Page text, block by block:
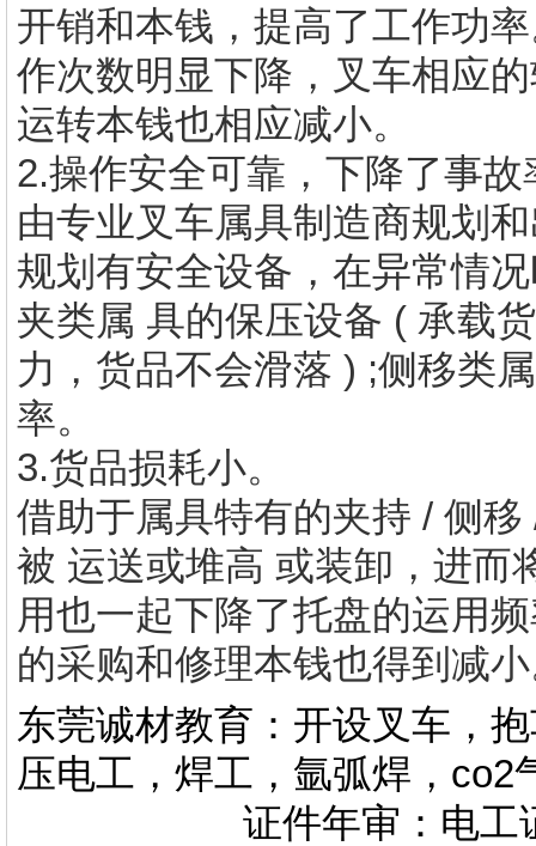
开销和本钱，提高了工作功
作次数明显下降，叉车相应
运转本钱也相应减小。
2.操作安全可靠，下降了事故
由专业叉车属具制造商规划
规划有安全设备，在异常情
夹类属 具的保压设备 ( 承载
力，货品不会滑落 ) ;侧移类
率。
3.货品损耗小。
借助于属具特有的夹持 / 侧
被 运送或堆高 或装卸，进而
用也一起下降了托盘的运用
的采购和修理本钱也得到减
东莞诚材教育：开设叉车，
压电工，焊工，氩弧焊，co2
证件年审：电工证，